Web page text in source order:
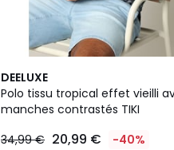
DEELUXE
Polo tissu tropical effet vieilli
manches contrastés TIKI
34,99 € 20,99 € -40%
3
Couleurs